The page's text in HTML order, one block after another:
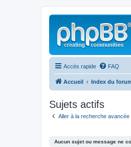
Accès rapide FAQ
Accueil Index du
Sujets actifs
Aller à la recherche avancée
Aucun sujet ou message ne